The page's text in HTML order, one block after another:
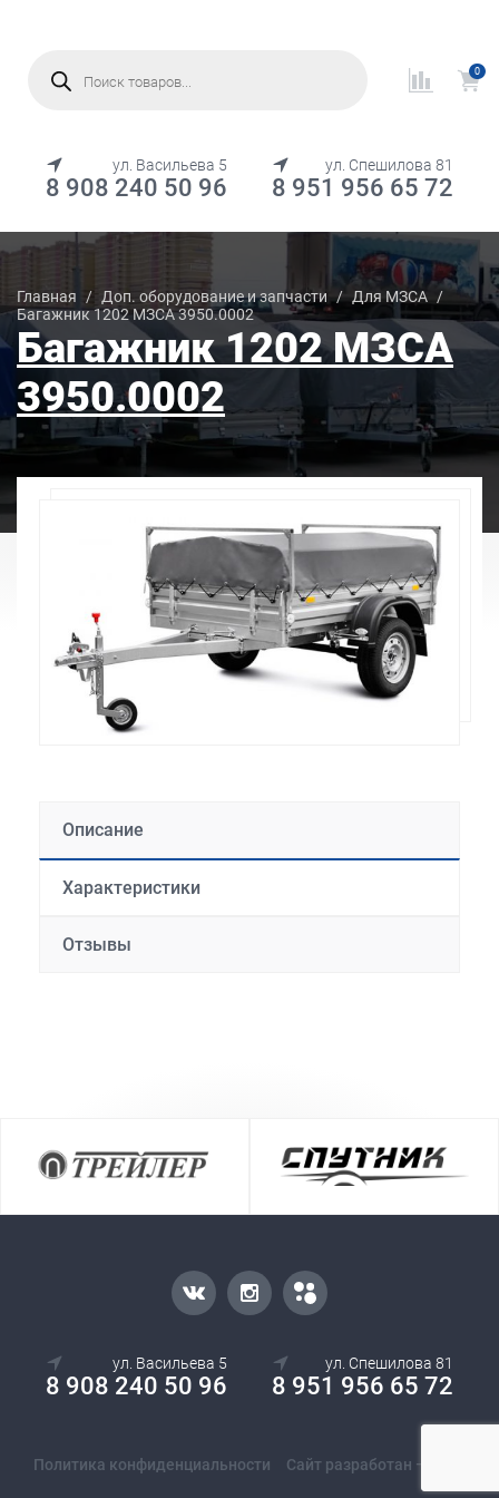
ул. Васильева 5
8 908 240 50 96
ул. Спешилова 81
8 951 956 65 72
0
Главная / Доп. оборудование и запчасти / Для МЗСА /
Багажник 1202 МЗСА 3950.0002
Багажник 1202 МЗСА
3950.0002
Описание
Характеристики
Отзывы
ул. Васильева 5
8 908 240 50 96
ул. Спешилова 81
8 951 956 65 72
Политика конфиденциальности Сайт разработан — Ostif